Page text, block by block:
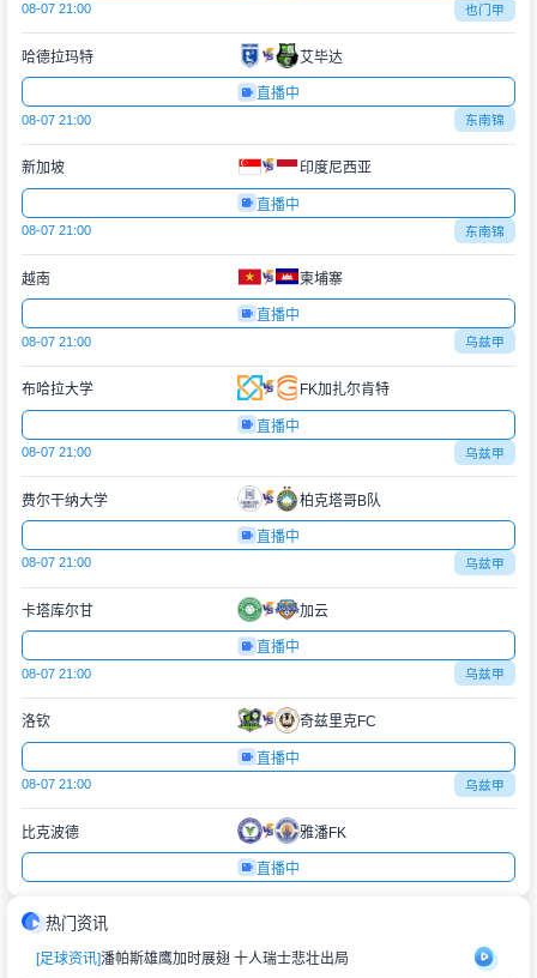
08-07 21:00 也门甲
哈德拉玛特 艾毕达
直播中
08-07 21:00 东南锦
新加坡 印度尼西亚
直播中
08-07 21:00 东南锦
越南 柬埔寨
直播中
08-07 21:00 乌兹甲
布哈拉大学 FK加扎尔肯特
直播中
08-07 21:00 乌兹甲
费尔干纳大学 柏克塔哥B队
直播中
08-07 21:00 乌兹甲
卡塔库尔甘 加云
直播中
08-07 21:00 乌兹甲
洛钦 奇兹里克FC
直播中
08-07 21:00 乌兹甲
比克波德 雅潘FK
直播中
热门资讯
[足球资讯]潘帕斯雄鹰加时展翅 十人瑞士悲壮出局